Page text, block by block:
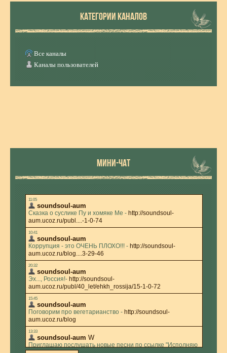
КАТЕГОРИИ КАНАЛОВ
Все каналы
Каналы пользователей
МИНИ-ЧАТ